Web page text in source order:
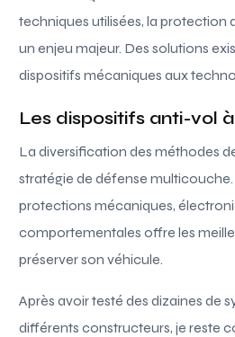
techniques utilisées, la protection
un enjeu majeur. Des solutions
dispositifs mécaniques aux
Les dispositifs anti-vol
La diversification des méthodes
stratégie de défense
protections mécaniques,
comportementales offre les
préserver son véhicule.
Après avoir testé des dizaines de
différents constructeurs, je reste